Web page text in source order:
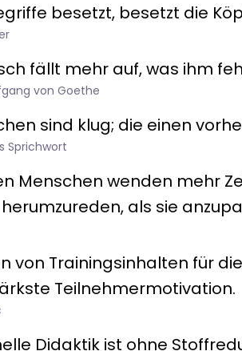
besetzt, besetzt die
fällt mehr auf, was ihm
von Goethe
sind klug; die einen
Sprichwort
Menschen wenden mehr
als sie
von Trainingsinhalten für
Teilnehmermotivation.
Didaktik ist ohne